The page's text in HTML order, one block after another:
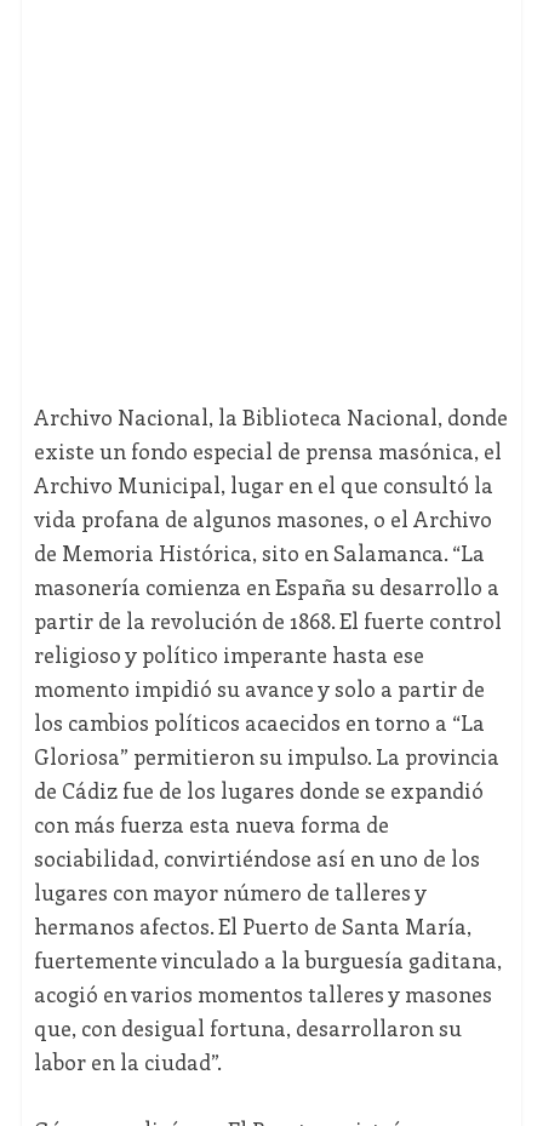
Archivo Nacional, la Biblioteca Nacional, donde
existe un fondo especial de prensa masónica, el
Archivo Municipal, lugar en el que consultó la
vida profana de algunos masones, o el Archivo
de Memoria Histórica, sito en Salamanca. “La
masonería comienza en España su desarrollo a
partir de la revolución de 1868. El fuerte control
religioso y político imperante hasta ese
momento impidió su avance y solo a partir de
los cambios políticos acaecidos en torno a “La
Gloriosa” permitieron su impulso. La provincia
de Cádiz fue de los lugares donde se expandió
con más fuerza esta nueva forma de
sociabilidad, convirtiéndose así en uno de los
lugares con mayor número de talleres y
hermanos afectos. El Puerto de Santa María,
fuertemente vinculado a la burguesía gaditana,
acogió en varios momentos talleres y masones
que, con desigual fortuna, desarrollaron su
labor en la ciudad”.